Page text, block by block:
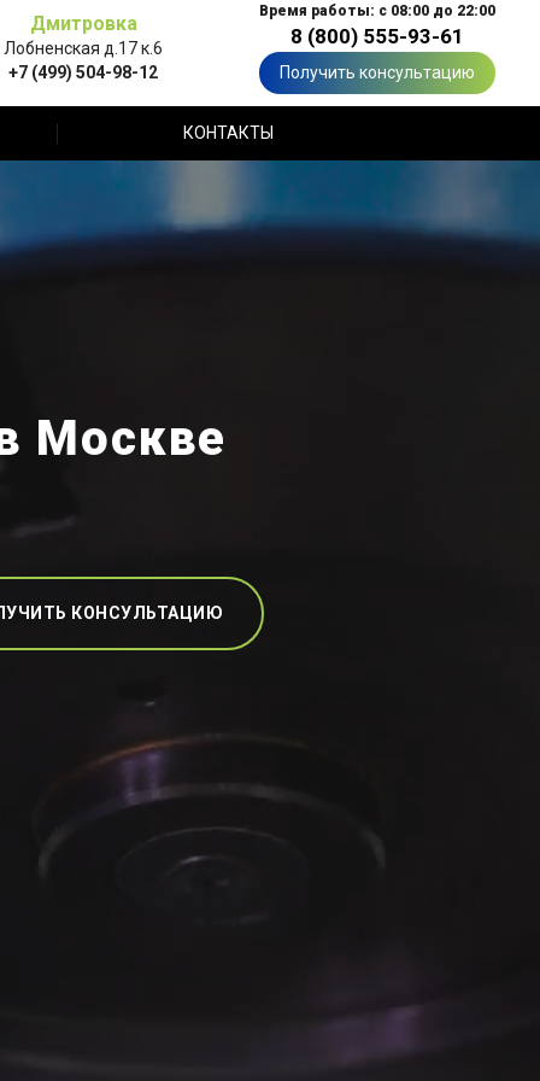
Дмитровка
Лобненская д.17 к.6
+7 (499) 504-98-12
Время работы: с 08:00 до 22:00
8 (800) 555-93-61
Получить консультацию
КОНТАКТЫ
Москве
КОНСУЛЬТАЦИЮ